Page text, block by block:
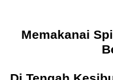
Memakanai